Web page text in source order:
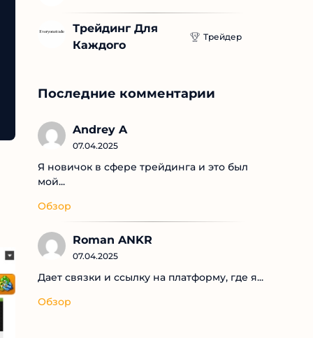
Трейдинг Для
Каждого
Трейдер
Последние комментарии
Andrey A
07.04.2025
Я новичок в сфере трейдинга и это был
мой...
Обзор
Roman ANKR
07.04.2025
Дает связки и ссылку на платформу, где я...
Обзор